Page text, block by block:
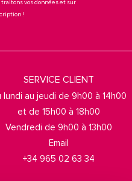
vos données et sur
!
SERVICE CLIENT
lundi au jeudi de 9h00 à 14h00
et de 15h00 à 18h00
Vendredi de 9h00 à 13h00
Email
+34 965 02 63 34